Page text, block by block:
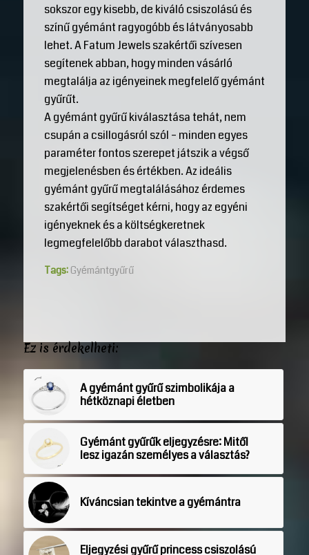
sokszor egy kisebb, de kiváló csiszolású és
színű gyémánt ragyogóbb és látványosabb
lehet. A Fatum Jewels szakértői szívesen
segítenek abban, hogy minden vásárló
megtalálja az igényeinek megfelelő gyémánt
gyűrűt.
A gyémánt gyűrű kiválasztása tehát, nem
csupán a csillogásról szól – minden egyes
paraméter fontos szerepet játszik a végső
megjelenésben és értékben. Az ideális
gyémánt gyűrű megtalálásához érdemes
szakértői segítséget kérni, hogy az egyéni
igényeknek és a költségkeretnek
legmegfelelőbb darabot választhasd.
Tags: Gyémántgyűrű
Ez is érdekelheti:
A gyémánt gyűrű szimbolikája a
hétköznapi életben
Gyémánt gyűrűk eljegyzésre: Mitől
lesz igazán személyes a választás?
Kíváncsian tekintve a gyémántra
Eljegyzési gyűrű princess csiszolású